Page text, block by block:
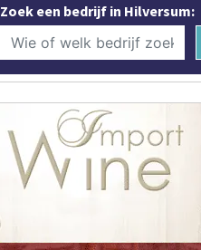
Zoek een bedrijf in Hilversum: